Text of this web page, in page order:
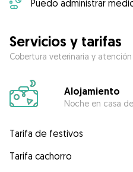
Puedo administrar
Servicios y tarifas
Cobertura veterinaria y
Alojamiento
Noche en casa
Tarifa de festivos
Tarifa cachorro